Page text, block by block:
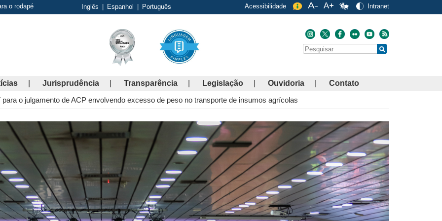
o rodapé Inglês Espanhol Português Acessibilidade Intranet
Buscar
Search
Jurisprudência Transparência Legislação Ouvidoria Contato
o julgamento de ACP envolvendo excesso de peso no transporte de insumos agrícolas